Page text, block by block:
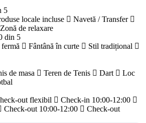
5
locale incluse
Navetă / Transfer
Zonă de relaxare
din 5
Fântână în curte
Stil tradițional
de masa Teren de Tenis Dart
Loc
out flexibil
Check-in 10:00-12:00
Check-out 10:00-12:00
Check-out